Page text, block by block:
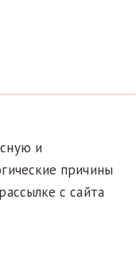
и
причины
с сайта